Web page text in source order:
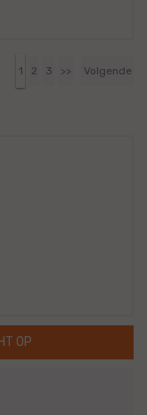
1 2 3 >> Volgende
OP